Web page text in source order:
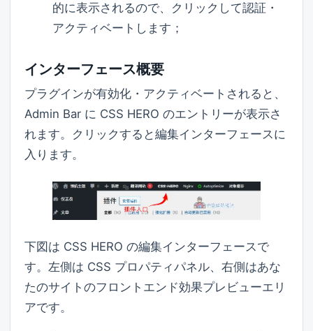
的に表示されるので、クリックして認証・
アクティベートします；
インターフェース概要
プラグインが有効化・アクティベートされると、
Admin Bar に CSS HERO のエントリーが表示さ
れます。クリックすると編集インターフェースに
入ります。
下図は CSS HERO の編集インターフェースで
す。左側は CSS プロパティパネル、右側はあな
たのサイトのフロントエンド効果プレビューエリ
アです。